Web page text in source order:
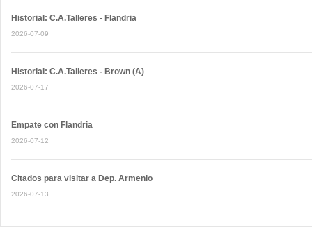
Historial: C.A.Talleres - Flandria
2026-07-09
Historial: C.A.Talleres - Brown (A)
2026-07-17
Empate con Flandria
2026-07-12
Citados para visitar a Dep. Armenio
2026-07-13